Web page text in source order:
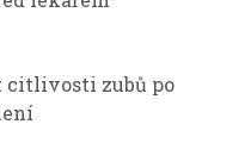
citlivosti zubů po